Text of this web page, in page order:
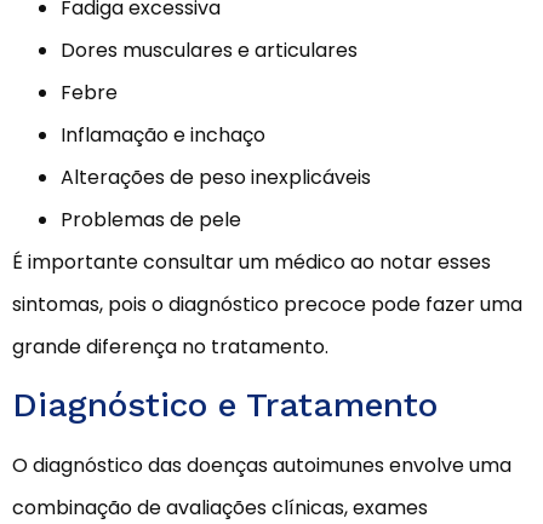
Fadiga excessiva
Dores musculares e articulares
Febre
Inflamação e inchaço
Alterações de peso inexplicáveis
Problemas de pele
É importante consultar um médico ao notar esses
sintomas, pois o diagnóstico precoce pode fazer uma
grande diferença no tratamento.
Diagnóstico e Tratamento
O diagnóstico das doenças autoimunes envolve uma
combinação de avaliações clínicas, exames